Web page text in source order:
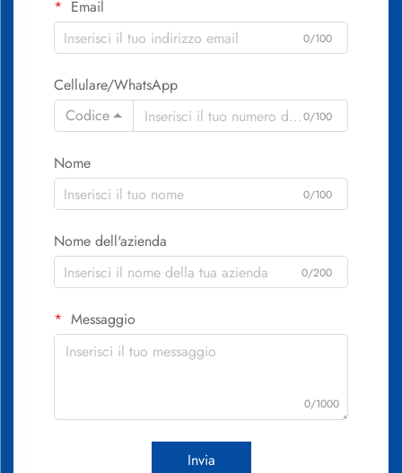
Email
0/100
Cellulare/WhatsApp
Codice
0/100
Nome
0/100
Nome dell'azienda
0/200
Messaggio
0/1000
Invia